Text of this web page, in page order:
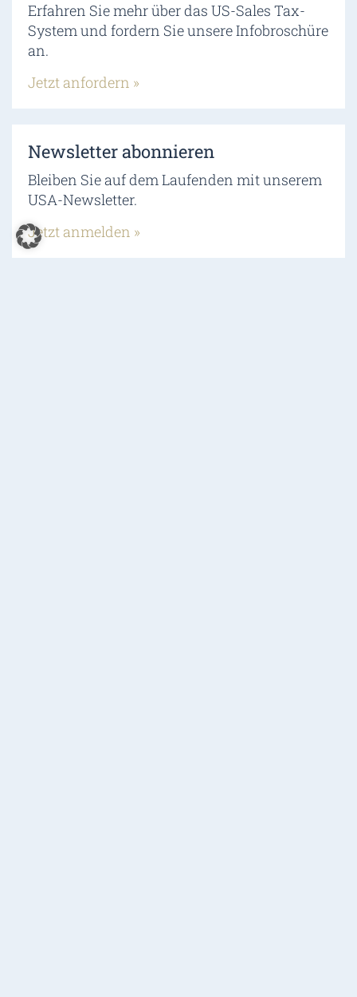
Erfahren Sie mehr über das US-Sales Tax-
System und fordern Sie unsere Infobroschüre
an.
Jetzt anfordern »
Newsletter abonnieren
Bleiben Sie auf dem Laufenden mit unserem
USA-Newsletter.
Jetzt anmelden »